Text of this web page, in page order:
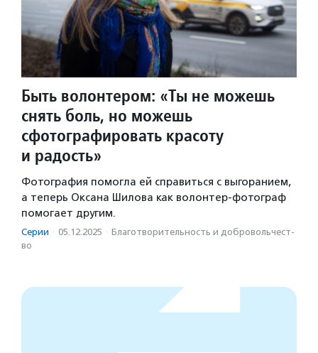
Быть волонтером: «Ты не можешь
снять боль, но можешь
сфотографировать красоту
и радость»
Фотография помогла ей справиться с выгоранием,
а теперь Оксана Шилова как волонтер-фотограф
помогает другим.
Серии · 05.12.2025 · Благотвори­тель­ность и доброволь­чест­
во